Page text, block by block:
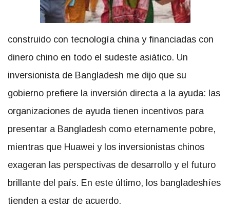
construido con tecnología china y financiadas con
dinero chino en todo el sudeste asiático. Un
inversionista de Bangladesh me dijo que su
gobierno prefiere la inversión directa a la ayuda: las
organizaciones de ayuda tienen incentivos para
presentar a Bangladesh como eternamente pobre,
mientras que Huawei y los inversionistas chinos
exageran las perspectivas de desarrollo y el futuro
brillante del país. En este último, los bangladeshíes
tienden a estar de acuerdo.